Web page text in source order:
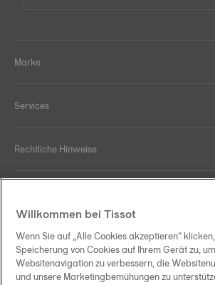
Marke
Services
Rechtliche Hinweise
Ihre Vorteile
Willkommen bei Tissot
Wenn Sie auf „Alle Cookies akzeptieren“
Speicherung von Cookies auf Ihrem Gerät zu,
Websitenavigation zu verbessern, die
und unsere Marketingbemühungen zu